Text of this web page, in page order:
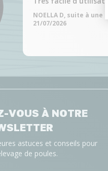
NOELLA D, suite à une
21/07/2026
VOUS À NOTRE
astuces et conseils pour
de poules.